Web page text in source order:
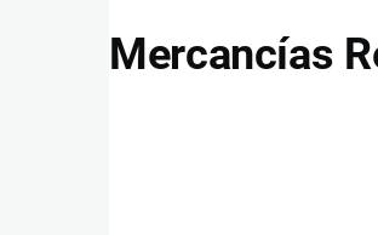
Mercancías